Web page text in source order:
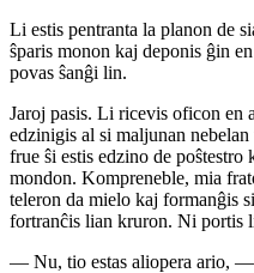
Li estis pentranta la planon de
ŝparis monon kaj deponis ĝin
povas ŝanĝi lin.
Jaroj pasis. Li ricevis oficon en
edzinigis al si maljunan
frue ŝi estis edzino de
mondon. Kompreneble, mia
teleron da mielo kaj formanĝis
fortranĉis lian kruron. Ni portis
— Nu, tio estas aliopera ario,